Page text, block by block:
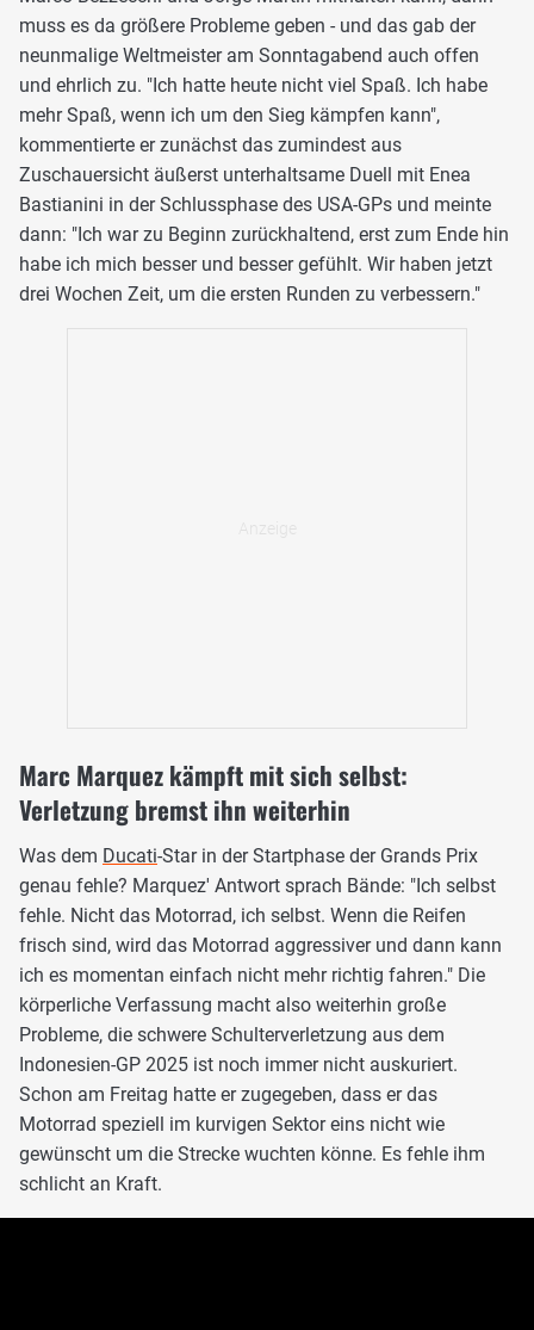
muss es da größere Probleme geben - und das gab der
neunmalige Weltmeister am Sonntagabend auch offen
und ehrlich zu. "Ich hatte heute nicht viel Spaß. Ich habe
mehr Spaß, wenn ich um den Sieg kämpfen kann",
kommentierte er zunächst das zumindest aus
Zuschauersicht äußerst unterhaltsame Duell mit Enea
Bastianini in der Schlussphase des USA-GPs und meinte
dann: "Ich war zu Beginn zurückhaltend, erst zum Ende hin
habe ich mich besser und besser gefühlt. Wir haben jetzt
drei Wochen Zeit, um die ersten Runden zu verbessern."
Marc Marquez kämpft mit sich selbst:
Verletzung bremst ihn weiterhin
Was dem Ducati-Star in der Startphase der Grands Prix
genau fehle? Marquez' Antwort sprach Bände: "Ich selbst
fehle. Nicht das Motorrad, ich selbst. Wenn die Reifen
frisch sind, wird das Motorrad aggressiver und dann kann
ich es momentan einfach nicht mehr richtig fahren." Die
körperliche Verfassung macht also weiterhin große
Probleme, die schwere Schulterverletzung aus dem
Indonesien-GP 2025 ist noch immer nicht auskuriert.
Schon am Freitag hatte er zugegeben, dass er das
Motorrad speziell im kurvigen Sektor eins nicht wie
gewünscht um die Strecke wuchten könne. Es fehle ihm
schlicht an Kraft.